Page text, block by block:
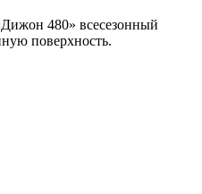
480» всесезонный
поверхность.